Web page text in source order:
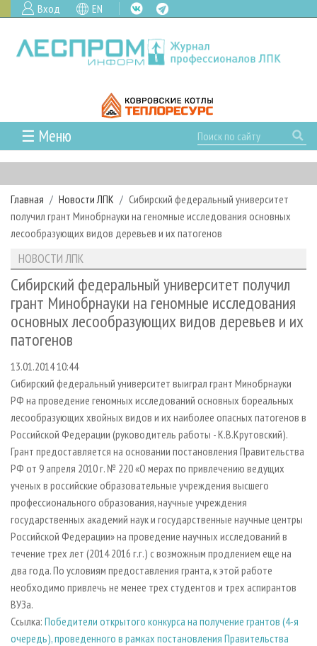
Вход EN
☰ Меню
ГЛАВНАЯ
РУБРИКИ И ТЕМЫ
РУБРИКИ ЖУРНАЛА
ЛЕСНОЕ ХОЗЯЙСТВО
ЛЕСОЗАГОТОВКА
ЛЕСОПИЛЕНИЕ
ДЕРЕВООБРАБОТКА
СУШКА ДРЕВЕСИНЫ
ПРОИЗВОДСТВО ДРЕВЕСНЫХ ПЛИТ
ДЕРЕВЯННОЕ ДОМОСТРОЕНИЕ
ПРОИЗВОДСТВО МЕБЕЛИ
БИОЭНЕРГЕТИКА
ИНСТРУМЕНТ И МАТЕРИАЛЫ
НОВОСТИ
КАЛЕНДАРЬ СОБЫТИЙ
НОВОСТИ ЛПК
НОВОСТИ ЖУРНАЛА
НОВОСТИ КОМПАНИЙ
ПРОЕКТЫ ЛПИ
АНАЛИТИКА
ПРЕДПРИЯТИЯ ЛПК
ЛЕСНЫЕ РЕГИОНЫ РОССИИ
ПЕРСОНЫ
МОБИЛЬНЫЕ ВЫСТАВКИ
ОФИЦИАЛЬНЫЕ ДЕЛЕГАЦИИ
ПРИОРИТЕТНЫЕ ИНВЕСТПРОЕКТЫ
RUSSIAN FORESTRY REVIEW
ГАЗЕТА ЛЕСПРОМФОРУМ
БИБЛИОТЕКА СПЕЦИАЛИСТА
АРХИВ
АРХИВ ЖУРНАЛОВ
СТАТЬИ
О ЖУРНАЛЕ
ПОДПИСКА
КОНТАКТЫ
РЕКЛАМОДАТЕЛЯМ
РЕКЛАМА
Главная Новости ЛПК
Сибирский федеральный университет
получил грант Минобрнауки на геномные исследования основных
лесообразующих видов деревьев и их патогенов
НОВОСТИ ЛПК
Сибирский федеральный университет получил
грант Минобрнауки на геномные исследования
основных лесообразующих видов деревьев и их
патогенов
13.01.2014 10:44
Сибирский федеральный университет выиграл грант Минобрнауки
РФ на проведение геномных исследований основных бореальных
лесообразующих хвойных видов и их наиболее опасных патогенов в
Российской Федерации (руководитель работы - К.В.Крутовский).
Грант предоставляется на основании постановления Правительства
РФ от 9 апреля 2010 г. № 220 «О мерах по привлечению ведущих
ученых в российские образовательные учреждения высшего
профессионального образования, научные учреждения
государственных академий наук и государственные научные центры
Российской Федерации» на проведение научных исследований в
течение трех лет (2014 2016 г.г.) с возможным продлением еще на
два года. По условиям предоставления гранта, к этой работе
необходимо привлечь не менее трех студентов и трех аспирантов
ВУЗа.
Ссылка: Победители открытого конкурса на получение грантов (4-я
очередь), проведенного в рамках постановления Правительства